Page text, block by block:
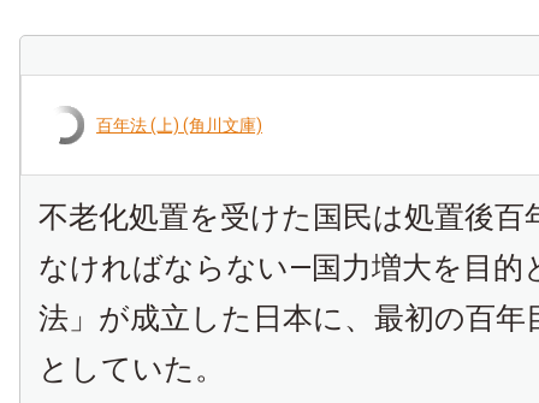
百年法 (上) (角川文庫)
不老化処置を受けた国民は処置後百
なければならない―国力増大を目的
法」が成立した日本に、最初の百年
としていた。